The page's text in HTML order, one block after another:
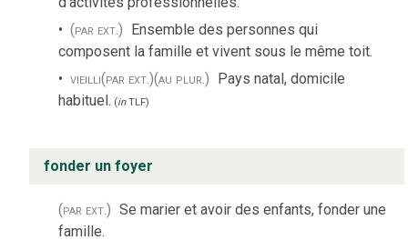
(par ext.) Ensemble des personnes qui
composent la famille et vivent sous le même toit.
vieilli(par ext.)(au plur.) Pays natal, domicile
habituel. (inTLF)
fonder un foyer
(par ext.) Se marier et avoir des enfants, fonder une
famille.